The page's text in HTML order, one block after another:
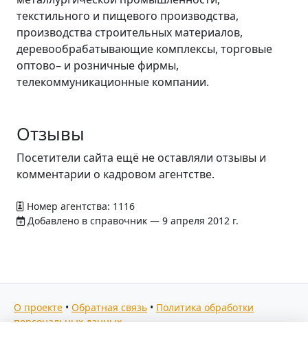
текстильного и пищевого производства,
производства строительных материалов,
деревообрабатывающие комплексы, торговые
оптово– и розничные фирмы,
телекоммуникационные компании.
Отзывы
Посетители сайта ещё не оставляли отзывы и
комментарии о кадровом агентстве.
Номер агентства: 1116
Добавлено в справочник — 9 апреля 2012 г.
О проекте • Обратная связь • Политика обработки
персональных данных